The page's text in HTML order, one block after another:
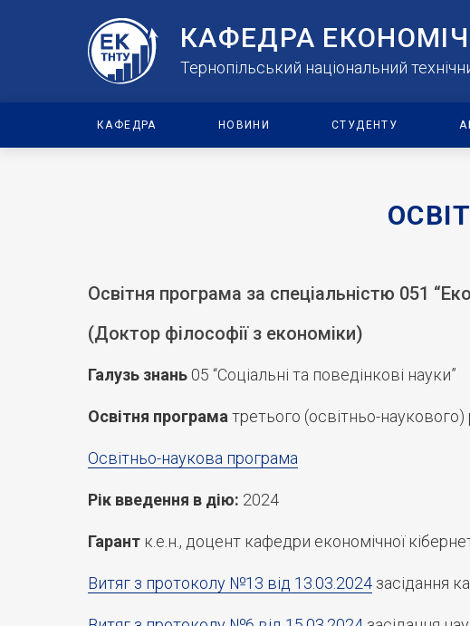
КАФЕДРА
Тернопільський національний
КАФЕДРА НОВИНИ СТУДЕНТУ
Освітня програма за спеціальністю 051
(Доктор філософії з економіки)
Галузь знань 05 “Соціальні та поведінкові науки”
Освітня програма третього (освітньо-наукового)
Освітньо-наукова програма
Рік введення в дію: 2024
Гарант к.е.н., доцент кафедри економічної
Витяг з протоколу №13 від 13.03.2024 засідання